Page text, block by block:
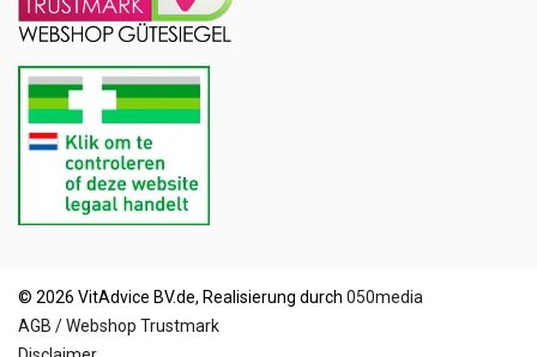
© 2026 VitAdvice BV.de, Realisierung durch 050media
AGB / Webshop Trustmark